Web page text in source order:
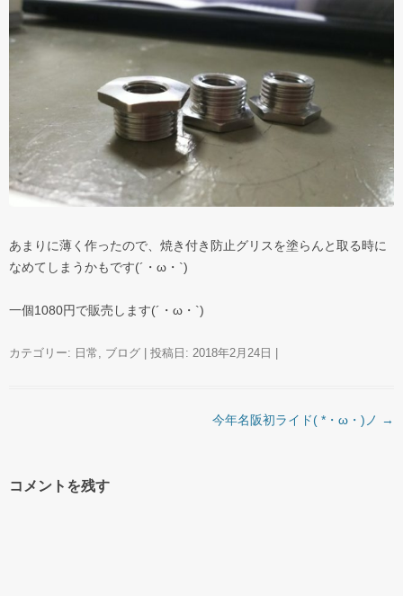
あまりに薄く作ったので、焼き付き防止グリスを塗らんと取る時に
なめてしまうかもです(´・ω・`)
一個1080円で販売します(´・ω・`)
カテゴリー: 日常, ブログ| 投稿日: 2018年2月24日
今年名阪初ライド( *・ω・)ノ →
コメントを残す